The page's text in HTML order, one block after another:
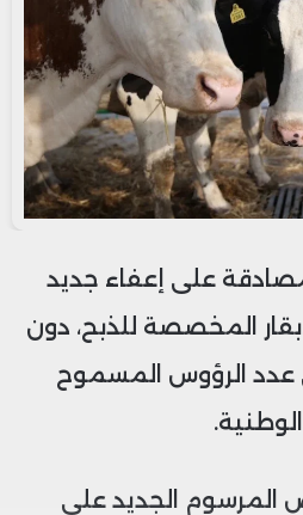
على إعفاء جديد
المخصصة للذبح، دون
الرؤوس المسموح
المرسوم الجديد على